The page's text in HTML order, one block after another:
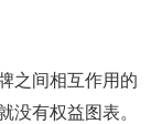
之间相互作用的
没有权益图表。